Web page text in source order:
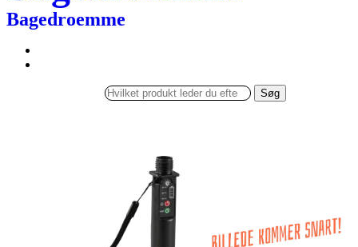
Bagedroemme
Søg